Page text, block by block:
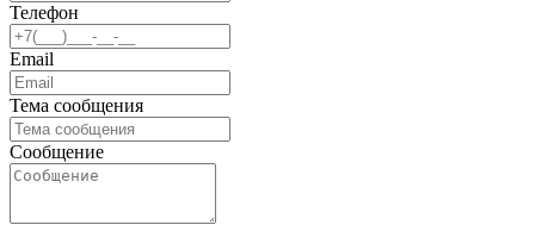
Телефон
Email
Тема сообщения
Сообщение